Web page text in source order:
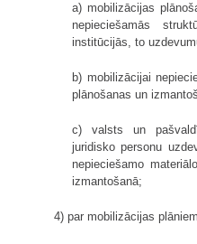
a) mobilizācijas
nepieciešamās
institūcijās, to
b) mobilizācijai
plānošanas un
c) valsts un
juridisko personu
nepieciešamo
izmantošanā;
4) par mobilizācijas